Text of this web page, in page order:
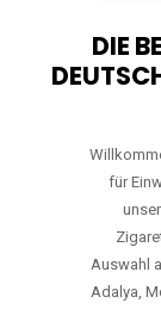
DIE
für
Auswahl
Adalya,